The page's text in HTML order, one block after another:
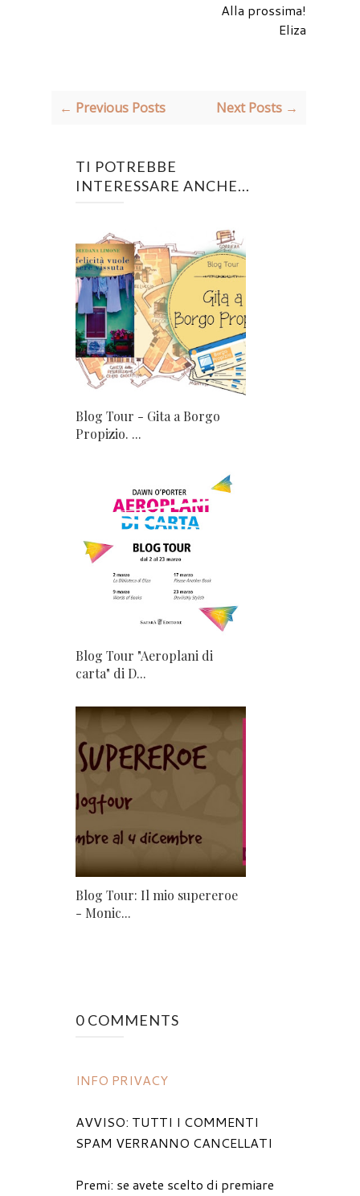
Alla prossima!
Eliza
← Previous Posts Next Posts →
TI POTREBBE
INTERESSARE ANCHE...
Blog Tour - Gita a Borgo
Propizio. ...
Blog Tour "Aeroplani di
carta" di D...
Blog Tour: Il mio supereroe
- Monic...
0 COMMENTS
INFO PRIVACY
AVVISO: TUTTI I COMMENTI
SPAM VERRANNO CANCELLATI
Premi: se avete scelto di premiare